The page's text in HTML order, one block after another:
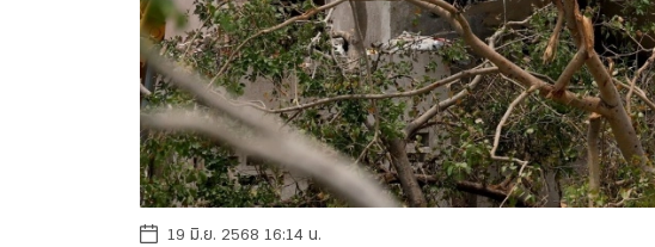
19 มิ.ย. 2568 16:14 น.